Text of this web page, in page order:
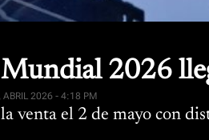
2026
ABRIL 2026 - 4:18 PM
venta el 2 de mayo con